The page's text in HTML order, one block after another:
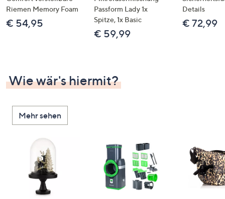
Riemen Memory Foam
€ 54,95
Passform Lady 1x
Spitze, 1x Basic
€ 59,99
Details
€ 72,99
Wie wär's hiermit?
Mehr sehen